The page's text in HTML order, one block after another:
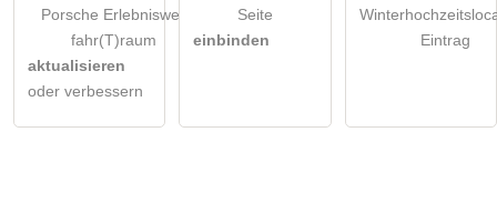
Porsche Erlebniswelt
fahr(T)raum
aktualisieren
oder verbessern
Seite
einbinden
Eintrag